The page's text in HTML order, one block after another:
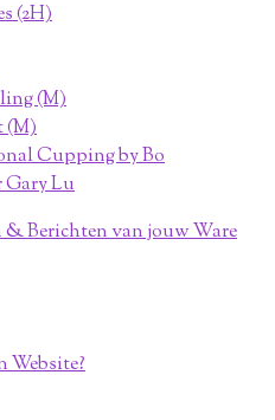
(2H)
(M)
(M)
Cupping by Bo
Lu
Berichten van jouw Ware
Website?